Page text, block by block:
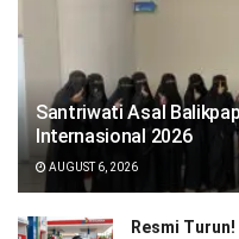
Santriwati Asal
Internasional 2026
AUGUST 6, 2026
Resmi